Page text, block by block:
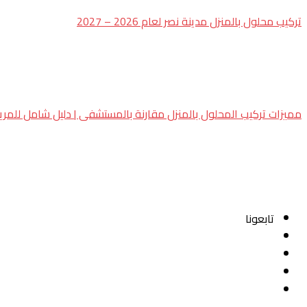
تركيب محلول بالمنزل مدينة نصر لعام 2026 – 2027
مميزات تركيب المحلول بالمنزل مقارنة بالمستشفى | دليل شامل للمريض 2026 –
تابعونا